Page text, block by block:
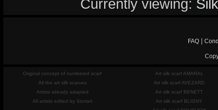
Currently viewing:
FAQ|
Original concept of numbered scarf
All the art silk scarves
Artists already adapted
All artists edited by Storiart
Art silk scarf AMARAL
Art silk scarf AVEZARD
Art silk scarf BENETT
Art silk scarf BLIGNY